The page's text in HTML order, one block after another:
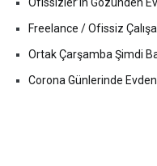
Freelance / Ofissiz
Ortak Çarşamba Şimdi
Corona Günlerinde